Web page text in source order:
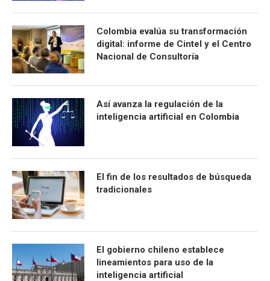
Colombia evalúa su transformación
digital: informe de Cintel y el Centro
Nacional de Consultoría
Así avanza la regulación de la
inteligencia artificial en Colombia
El fin de los resultados de búsqueda
tradicionales
El gobierno chileno establece
lineamientos para uso de la
inteligencia artificial